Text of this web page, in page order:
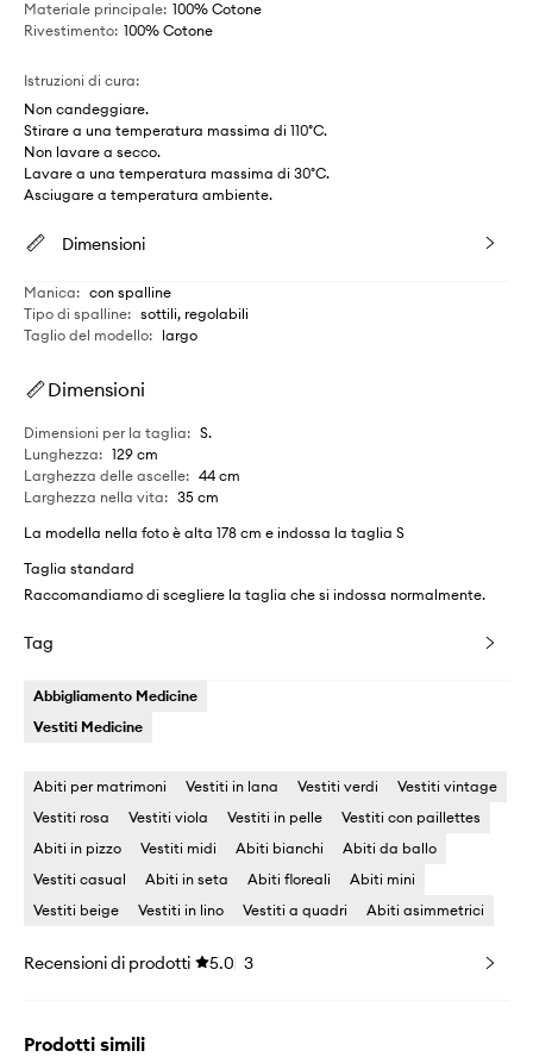
Materiale principale: 100% Cotone
Rivestimento: 100% Cotone
Istruzioni di cura:
Non candeggiare.
Stirare a una temperatura massima di 110°C.
Non lavare a secco.
Lavare a una temperatura massima di 30°C.
Asciugare a temperatura ambiente.
Dimensioni
Manica: con spalline
Tipo di spalline: sottili, regolabili
Taglio del modello: largo
Dimensioni
Dimensioni per la taglia: S.
Lunghezza: 129 cm
Larghezza delle ascelle: 44 cm
Larghezza nella vita: 35 cm
La modella nella foto è alta 178 cm e indossa la taglia S
Taglia standard
Raccomandiamo di scegliere la taglia che si indossa normalmente.
Tag
Abbigliamento Medicine
Vestiti Medicine
Abiti per matrimoni Vestiti in lana Vestiti verdi
Vestiti vintage
Vestiti rosa
Vestiti viola Vestiti in pelle
Vestiti con paillettes
Abiti in pizzo
Vestiti midi Abiti bianchi
Abiti da ballo
Vestiti casual
Abiti in seta Abiti floreali
Abiti mini
Vestiti beige
Vestiti in lino Vestiti a quadri Abiti asimmetrici
Recensioni di prodotti 5.0 3
Prodotti simili